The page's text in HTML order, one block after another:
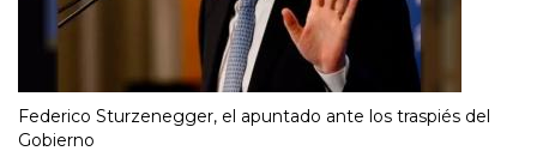
Federico Sturzenegger, el apuntado ante los traspiés del
Gobierno